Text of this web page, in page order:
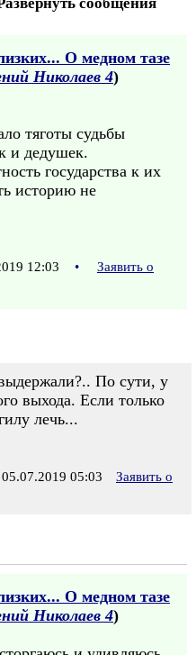
О медном тазе
Николаев 4)
тяготы судьбы
и дедушек.
государства к их
историю не
12:03 •
Заявить о
По сути, у
выхода. Если только
лечь...
05:03
Заявить о
О медном тазе
Николаев 4)